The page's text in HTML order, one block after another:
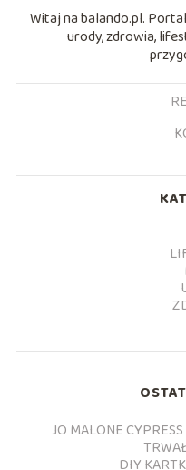
Witaj na balando.pl.
urody, zdrowia,
JO MALONE
DIY